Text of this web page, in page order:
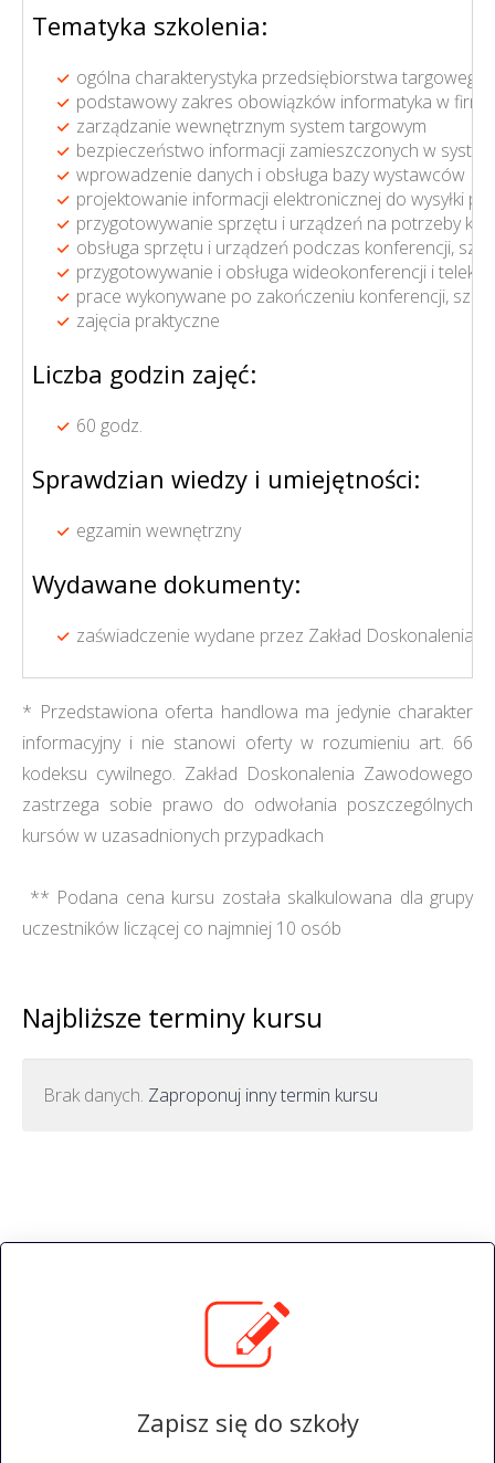
Tematyka szkolenia:
ogólna charakterystyka przedsiębiorstwa targowego
podstawowy zakres obowiązków informatyka w
zarządzanie wewnętrznym system targowym
bezpieczeństwo informacji zamieszczonych w
wprowadzenie danych i obsługa bazy wystawców
projektowanie informacji elektronicznej do wysyłki
przygotowywanie sprzętu i urządzeń na potrzeby
obsługa sprzętu i urządzeń podczas konferencji,
przygotowywanie i obsługa wideokonferencji i
prace wykonywane po zakończeniu konferencji,
zajęcia praktyczne
Liczba godzin zajęć:
60 godz.
Sprawdzian wiedzy i umiejętności:
egzamin wewnętrzny
Wydawane dokumenty:
zaświadczenie wydane przez Zakład Doskonalenia
* Przedstawiona oferta handlowa ma jedynie charakter
informacyjny i nie stanowi oferty w rozumieniu art. 66
kodeksu cywilnego. Zakład Doskonalenia Zawodowego
zastrzega sobie prawo do odwołania poszczególnych
kursów w uzasadnionych przypadkach
** Podana cena kursu została skalkulowana dla grupy
uczestników liczącej co najmniej 10 osób
Najbliższe terminy kursu
Brak danych. Zaproponuj inny termin kursu
Zapisz się do szkoły